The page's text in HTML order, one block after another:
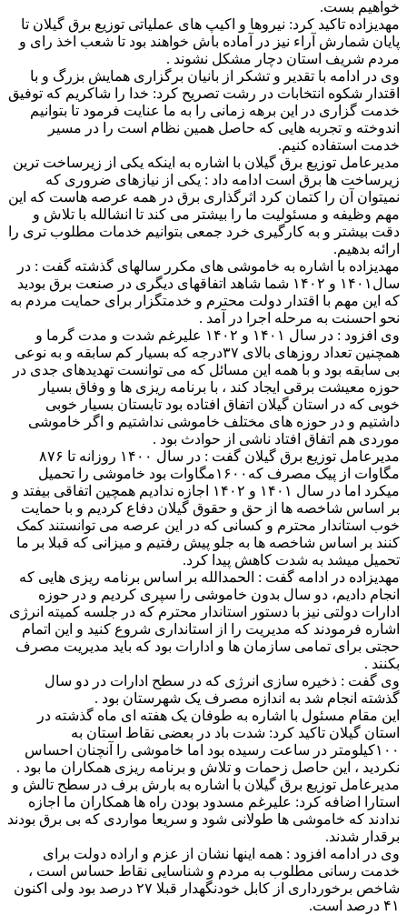
خواهیم بست.
مهدیزاده تاکید کرد: نیروها و اکیپ های عملیاتی توزیع برق گیلان تا
پایان شمارش آراء نیز در آماده باش خواهند بود تا شعب اخذ رای و
مردم شریف استان دچار مشکل نشوند .
وی در ادامه با تقدیر و تشکر از بانیان برگزاری همایش بزرگ و با
اقتدار شکوه انتخابات در رشت تصریح کرد: خدا را شاکریم که توفیق
خدمت گزاری در این برهه زمانی را به ما عنایت فرمود تا بتوانیم
اندوخته و تجربه هایی که حاصل همین نظام است را در مسیر
خدمت استفاده کنیم.
مدیرعامل توزیع برق گیلان با اشاره به اینکه یکی از زیرساخت ترین
زیرساخت ها برق است ادامه داد : یکی از نیازهای ضروری که
نمیتوان آن را کتمان کرد اثرگذاری برق در همه عرصه هاست که این
مهم وظیفه و مسئولیت ما را بیشتر می کند تا انشالله با تلاش و
دقت بیشتر و به کارگیری خرد جمعی بتوانیم خدمات مطلوب تری را
ارائه بدهیم.
مهدیزاده با اشاره به خاموشی های مکرر سالهای گذشته گفت : در
سال۱۴۰۱ و ۱۴۰۲ شما شاهد اتفاقهای دیگری در صنعت برق بودید
که این مهم با اقتدار دولت محترم و خدمتگزار برای حمایت مردم به
نحو احسنت به مرحله اجرا در آمد .
وی افزود : در سال ۱۴۰۱ و ۱۴۰۲ علیرغم شدت و مدت گرما و
همچنین تعداد روزهای بالای ۳۷درجه که بسیار کم سابقه و به نوعی
بی سابقه بود و با همه این مسائل که می توانست تهدیدهای جدی در
حوزه معیشت برقی ایجاد کند ، با برنامه ریزی ها و وفاق بسیار
خوبی که در استان گیلان اتفاق افتاده بود تابستان بسیار خوبی
داشتیم و در حوزه های مختلف خاموشی نداشتیم و اگر خاموشی
موردی هم اتفاق افتاد ناشی از حوادث بود .
مدیرعامل توزیع برق گیلان گفت : در سال ۱۴۰۰ روزانه تا ۸۷۶
مگاوات از پیک مصرف که۱۶۰۰مگاوات بود خاموشی را تحمیل
میکرد اما در سال ۱۴۰۱ و ۱۴۰۲ اجازه ندادیم همچین اتفاقی بیفتد و
بر اساس شاخصه ها از حق و حقوق گیلان دفاع کردیم و با حمایت
خوب استاندار محترم و کسانی که در این عرصه می توانستند کمک
کنند بر اساس شاخصه ها به جلو پیش رفتیم و میزانی که قبلا بر ما
تحمیل میشد به شدت کاهش پیدا کرد.
مهدیزاده در ادامه گفت : الحمدالله بر اساس برنامه ریزی هایی که
انجام دادیم، دو سال بدون خاموشی را سپری کردیم و در حوزه
ادارات دولتی نیز با دستور استاندار محترم که در جلسه کمیته انرژی
اشاره فرمودند که مدیریت را از استانداری شروع کنید و این اتمام
حجتی برای تمامی سازمان ها و ادارات بود که باید مدیریت مصرف
بکنند .
وی گفت : ذخیره سازی انرژی که در سطح ادارات در دو سال
گذشته انجام شد به اندازه مصرف یک شهرستان بود .
این مقام مسئول با اشاره به طوفان یک هفته ای ماه گذشته در
استان گیلان تاکید کرد: شدت باد در بعضی نقاط استان به
۱۰۰کیلومتر در ساعت رسیده بود اما خاموشی را آنچنان احساس
نکردید ، این حاصل زحمات و تلاش و برنامه ریزی همکاران ما بود .
مدیرعامل توزیع برق گیلان با اشاره به بارش برف در سطح تالش و
استارا اضافه کرد: علیرغم مسدود بودن راه ها همکاران ما اجازه
ندادند که خاموشی ها طولانی شود و سریعا مواردی که بی برق بودند
برقدار شدند.
وی در ادامه افزود : همه اینها نشان از عزم و اراده دولت برای
خدمت رسانی مطلوب به مردم و شناسایی نقاط حساس است ،
شاخص برخورداری از کابل خودنگهدار قبلا ۲۷ درصد بود ولی اکنون
۴۱ درصد است.